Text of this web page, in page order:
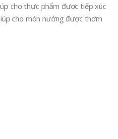
cho thực phẩm được tiếp xúc
cho món nướng được thơm